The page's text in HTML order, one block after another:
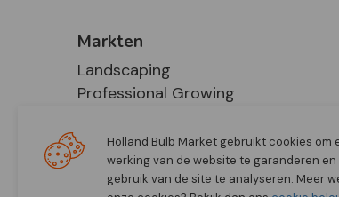
Markten
Landscaping
Professional Growing
RetailHolland Bulb Market gebruikt cookies om
werking van de website te garanderen en
gebruik van de site te analyseren. Meer